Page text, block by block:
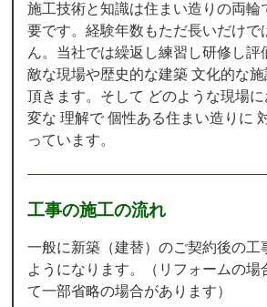
施工技術と知識は住まい造りの両輪
要です。経験年数もただ長いだけで
ん。当社では繰返し練習し研修し評
敵な現場や歴史的な建築 文化的な
頂きます。そして どのような現場
変な 理解で 個性ある住まい造りに
っています。
工事の施工の流れ
一般に新築（建替）のご契約後の工
ようになります。（リフォームの場
て一部省略の場合があります）